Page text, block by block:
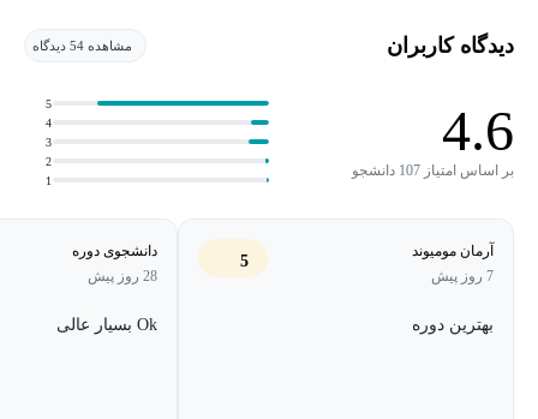
به همین دلیل، حتی اگر در ابتدای مسیر یادگیری پایتون باشید، می‌توانید
خیلی سریع وارد دنیای طراحی رابط کاربری شوید و نتیجه کار خود را
به‌صورت ملموس ببینید. سادگی، سرعت یادگیری و کاربردی‌بودن باعث
گرافیکی باشد. در این مسیر، بدون درگیرشدن با پیچیدگی‌های اضافی،
دیدگاه کاربران مشاهده 54 دیدگاه
4.6
بر اساس امتیاز 107 دانشجو
1
2
3
4
5
آرمان مومیوند
7 روز پیش
5
بهترین دوره
دانشجوی دوره
28 روز پیش
Ok بسیار عالی